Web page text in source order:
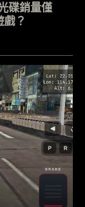
碟銷量僅
？